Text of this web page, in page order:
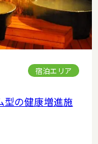
宿泊エリア
型の健康増進施